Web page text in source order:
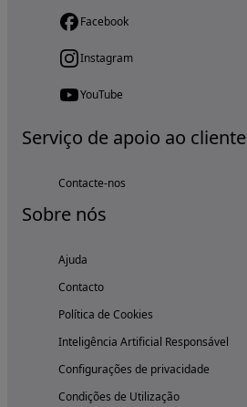
Facebook
Instagram
YouTube
Serviço de apoio ao cliente
Contacte-nos
Sobre nós
Ajuda
Contacto
Política de Cookies
Inteligência Artificial Responsável
Configurações de privacidade
Condições de Utilização